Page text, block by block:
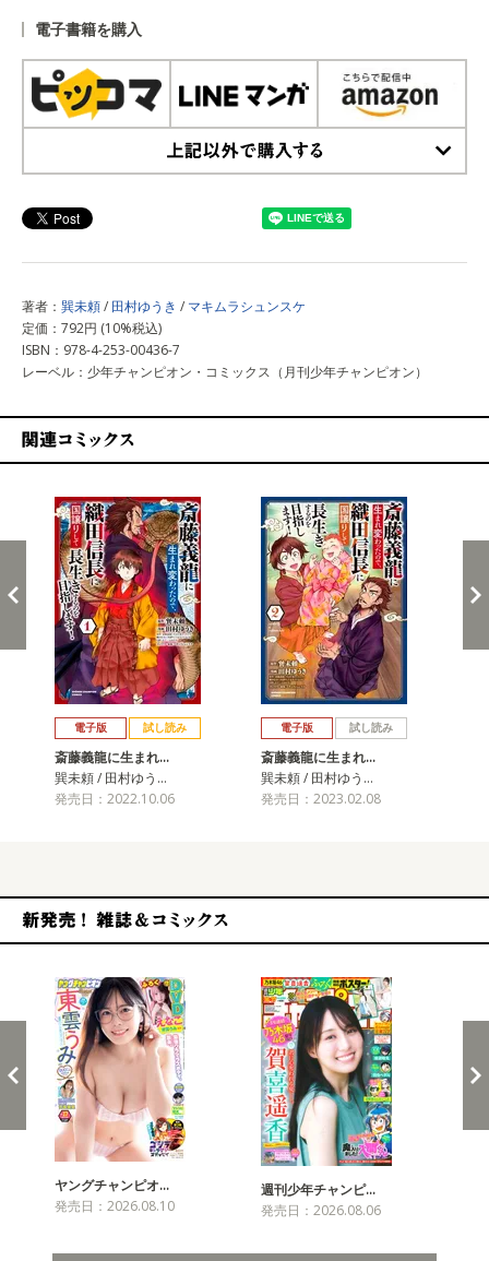
電子書籍を購入
著者： 巽未頼/ 田村ゆうき / マキムラシュンスケ
定価：792円 (10%税込)
ISBN：978-4-253-00436-7
レーベル：少年チャンピオン・コミックス（月刊少年チャンピオン）
電子版 試し読み
斎藤義龍に生まれ…
巽未頼 / 田村ゆう…
発売日：2022.10.06
電子版 試し読み
斎藤義龍に生まれ…
巽未頼 / 田村ゆう…
発売日：2023.02.08
ヤングチャンピオ…
発売日：2026.08.10
週刊少年チャンピ…
発売日：2026.08.06